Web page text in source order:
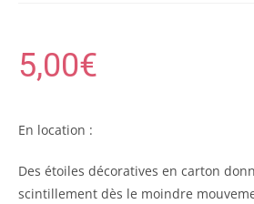
5,00€
En location :
Des étoiles décoratives en carton
scintillement dès le moindre